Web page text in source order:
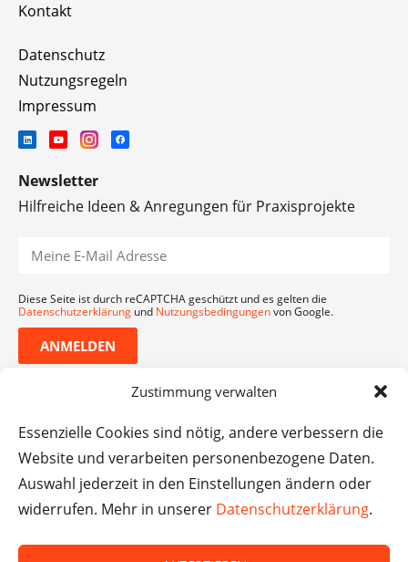
Zustimmung verwalten
Essenzielle Cookies sind nötig, andere verbessern die
Website und verarbeiten personenbezogene Daten.
Auswahl jederzeit in den Einstellungen ändern oder
widerrufen. Mehr in unserer Datenschutzerklärung.
Kontakt
Datenschutz
Nutzungsregeln
Impressum
Newsletter
Hilfreiche Ideen & Anregungen für Praxisprojekte
Diese Seite ist durch reCAPTCHA geschützt und es gelten die
Datenschutzerklärung und Nutzungsbedingungenvon Google.
ANMELDEN